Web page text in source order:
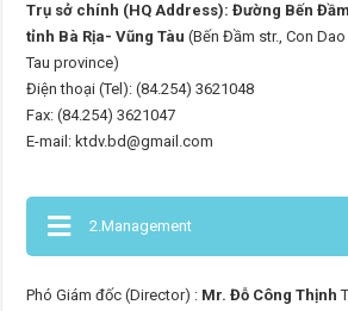
Trụ sở chính (HQ Address): Đường Bến
tỉnh Bà Rịa- Vũng Tàu (Bến Đầm str., Con
Tau province)
Điện thoại (Tel): (84.254) 3621048
Fax: (84.254) 3621047
E-mail: ktdv.bd@gmail.com
2.Management
Phó Giám đốc (Director) : Mr. Đỗ Công Thịnh